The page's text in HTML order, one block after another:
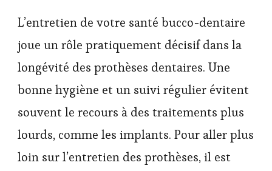
L’entretien de votre santé bucco-dentaire
joue un rôle pratiquement décisif dans la
longévité des prothèses dentaires. Une
bonne hygiène et un suivi régulier évitent
souvent le recours à des traitements plus
lourds, comme les implants. Pour aller plus
loin sur l’entretien des prothèses, il est